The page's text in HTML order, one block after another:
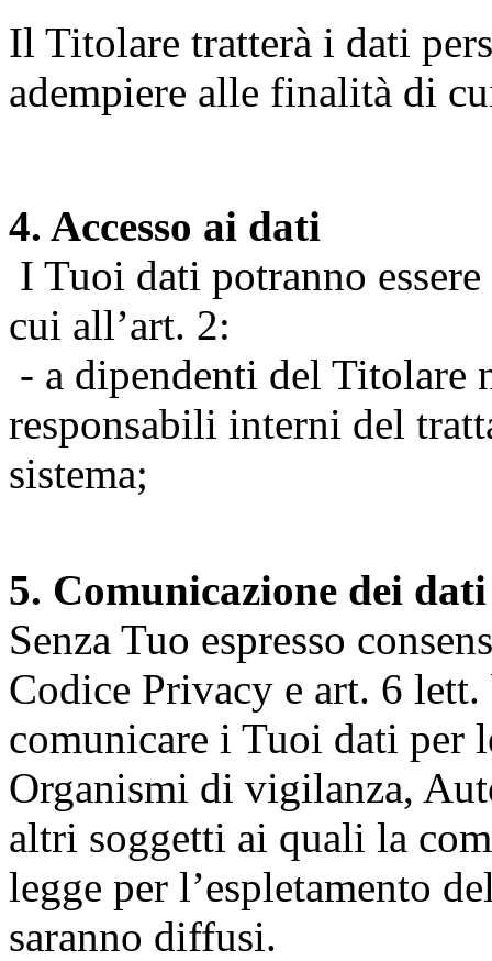
Il Titolare tratterà i dati
adempiere alle finalità di
4. Accesso ai dati
I Tuoi dati potranno
cui all’art. 2:
- a dipendenti del Titolare
responsabili interni del
sistema;
5. Comunicazione dei dati
Senza Tuo espresso
Codice Privacy e art. 6
comunicare i Tuoi dati per
Organismi di vigilanza,
altri soggetti ai quali la
legge per l’espletamento
saranno diffusi.